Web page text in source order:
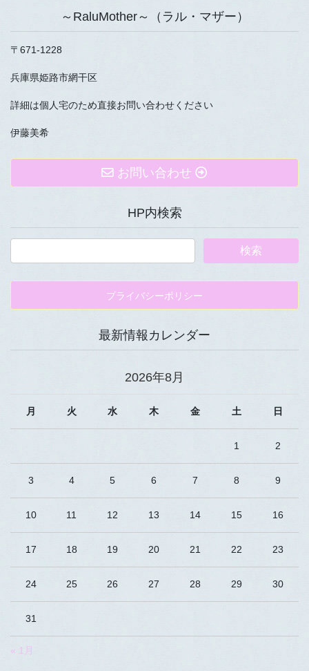
～RaluMother～（ラル・マザー）
〒671-1228
兵庫県姫路市網干区
詳細は個人宅のため直接お問い合わせください
伊藤美希
お問い合わせ
HP内検索
プライバシーポリシー
最新情報カレンダー
2026年8月
月 火 水 木 金 土 日
1 2
3 4 5 6 7 8 9
10 11 12 13 14 15 16
17 18 19 20 21 22 23
24 25 26 27 28 29 30
31
« 1月